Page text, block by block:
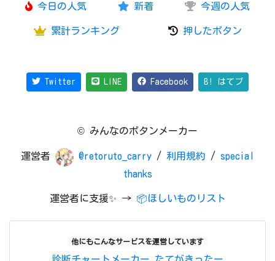
今日の人気 新着 今週の人気
累計ランキング 押したボタン
Twitter LINE Facebook B! はてブ
© みんなのボタンメーカー
運営者 @retoruto_carry / 利用規約 / special
thanks
運営者に支援✨ → 📦ほしいものリスト
他にもこんなサービスを運営しています
診断チャートメーカー たてがきったー